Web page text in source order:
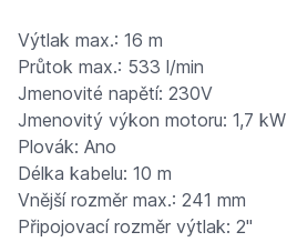
Výtlak max.: 16 m
Průtok max.: 533 l/min
Jmenovité napětí: 230V
Jmenovitý výkon motoru: 1,7 kW
Plovák: Ano
Délka kabelu: 10 m
Vnější rozměr max.: 241 mm
Připojovací rozměr výtlak: 2"